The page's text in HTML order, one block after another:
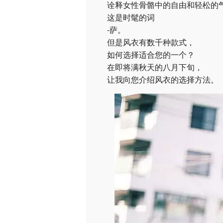
诠释女性骨骼中的自由和轻松的
这是时髦的词
-萨。
但是风衣有数千种款式，
如何选择适合您的一个？
在即将满秋天的八月下旬，
让我向您介绍风衣的选择方法。